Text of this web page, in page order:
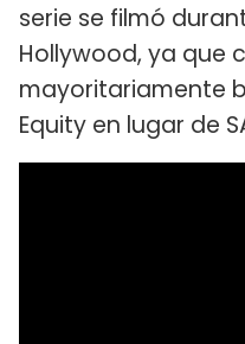
serie se filmó
Hollywood, ya que
mayoritariamente
Equity en lugar de